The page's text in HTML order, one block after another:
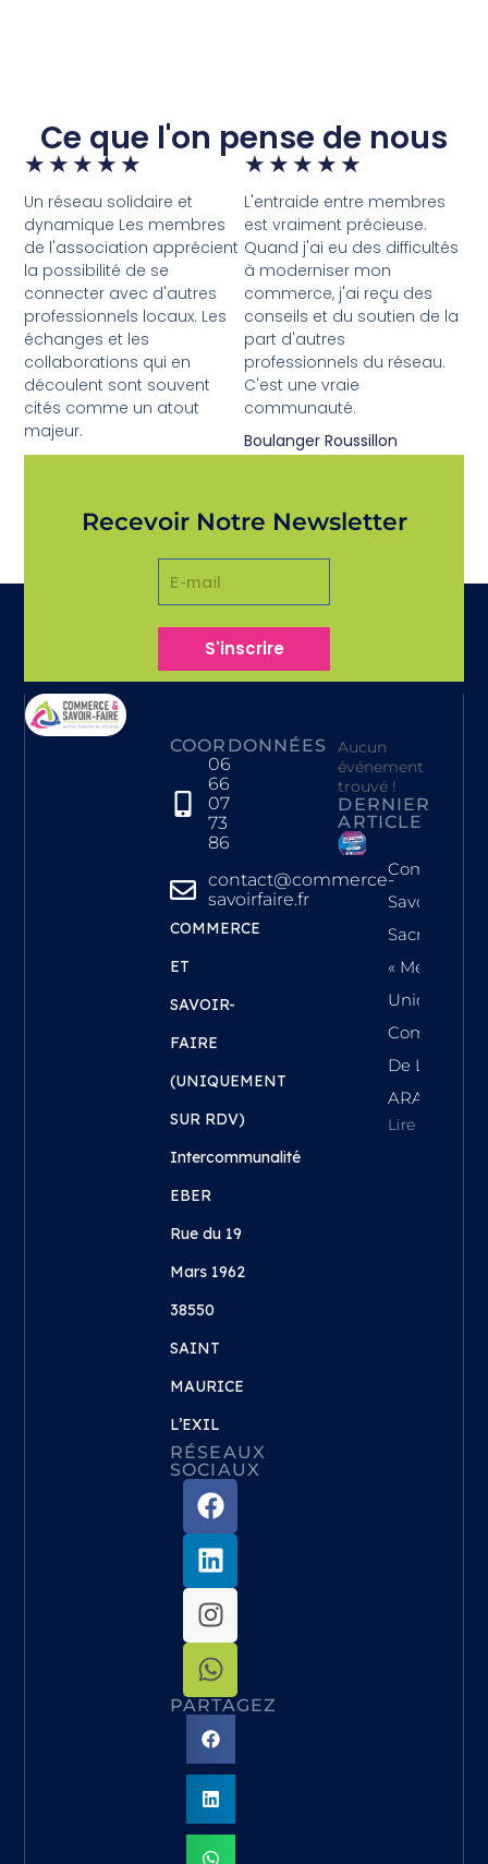
Ce que l'on pense de nous
★ ★ ★ ★ ★
Un réseau solidaire et
dynamique Les membres
de l'association apprécient
la possibilité de se
connecter avec d'autres
professionnels locaux. Les
échanges et les
collaborations qui en
découlent sont souvent
cités comme un atout
majeur.
★ ★ ★ ★ ★
L'entraide entre membres
est vraiment précieuse.
Quand j'ai eu des difficultés
à moderniser mon
commerce, j'ai reçu des
conseils et du soutien de la
part d'autres
professionnels du réseau.
C'est une vraie
communauté.
Boulanger Roussillon
Recevoir Notre Newsletter
S'inscrire
COORDONNÉES
06
66
07
73
86
contact@commerce-
savoirfaire.fr
COMMERCE
ET
SAVOIR-
FAIRE
(UNIQUEMENT
SUR RDV)
Intercommunalité
EBER
Rue du 19
Mars 1962
38550
SAINT
MAURICE
L’EXIL
RÉSEAUX
SOCIAUX
PARTAGEZ
Aucun
événement
trouvé !
DERNIER
ARTICLE
Commerce
Savoir-Faire
Sacrée
« Meilleure
Union
De La
ARA !
Lire L'article